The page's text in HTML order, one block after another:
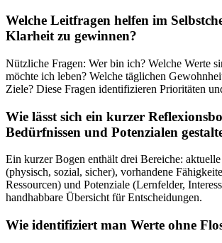
Welche Leitfragen helfen im
Klarheit zu gewinnen?
Nützliche Fragen: Wer bin ich? Welche Werte
möchte ich leben? Welche täglichen
Ziele? Diese Fragen identifizieren Prioritäten
Wie lässt sich ein kurzer
Bedürfnissen und Potenzialen
Ein kurzer Bogen enthält drei Bereiche:
(physisch, sozial, sicher), vorhandene
Ressourcen) und Potenziale (Lernfelder,
handhabbare Übersicht für Entscheidungen.
Wie identifiziert man Werte ohne